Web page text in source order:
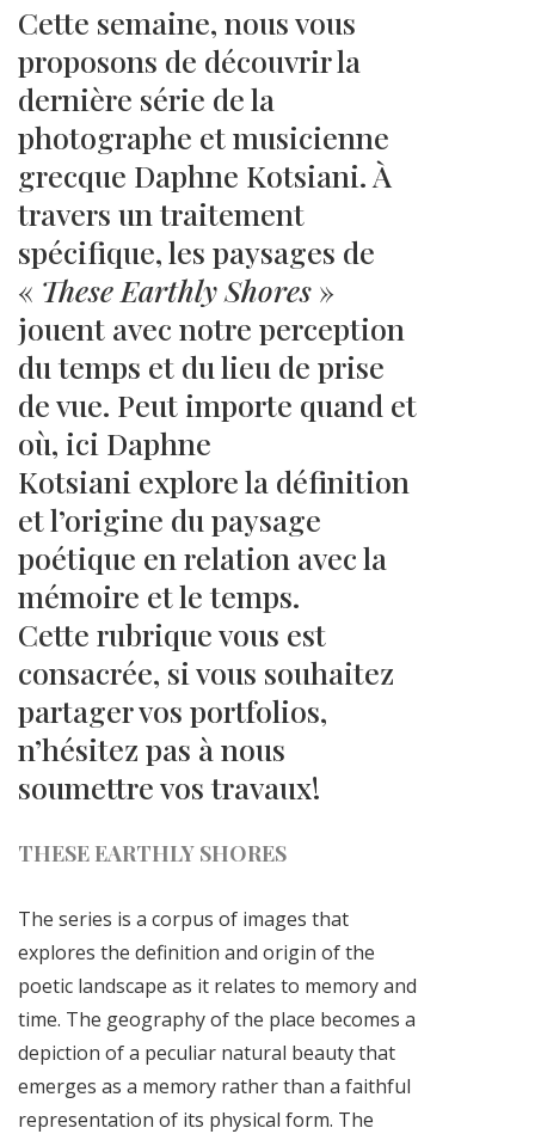
Cette semaine, nous vous
proposons de découvrir la
dernière série de la
photographe et musicienne
grecque Daphne Kotsiani. À
travers un traitement
spécifique, les paysages de
« These Earthly Shores »
jouent avec notre perception
du temps et du lieu de prise
de vue. Peut importe quand et
où, ici Daphne
Kotsiani explore la définition
et l’origine du paysage
poétique en relation avec la
mémoire et le temps.
Cette rubrique vous est
consacrée, si vous souhaitez
partager vos portfolios,
n’hésitez pas à nous
soumettre vos travaux!
THESE EARTHLY SHORES
The series is a corpus of images that
explores the definition and origin of the
poetic landscape as it relates to memory and
time. The geography of the place becomes a
depiction of a peculiar natural beauty that
emerges as a memory rather than a faithful
representation of its physical form. The